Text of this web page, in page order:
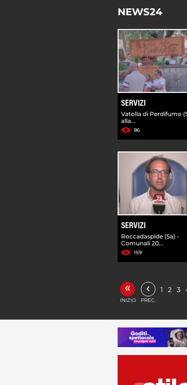
NEWS24
SERVIZI
Vatolla di Perdifumo
alla...
86
SERVIZI
Roccadaspide (Sa) -
Comunali 20...
159
«
INIZIO
‹
PREC.
1 2 3